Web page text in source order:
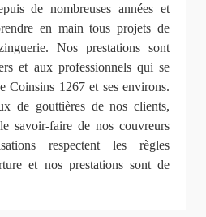
de nombreuses années et
en main tous projets de
Nos prestations sont
et aux professionnels qui se
Coinsins 1267 et ses environs.
de gouttières de nos clients,
savoir-faire de nos couvreurs
respectent les règles
et nos prestations sont de